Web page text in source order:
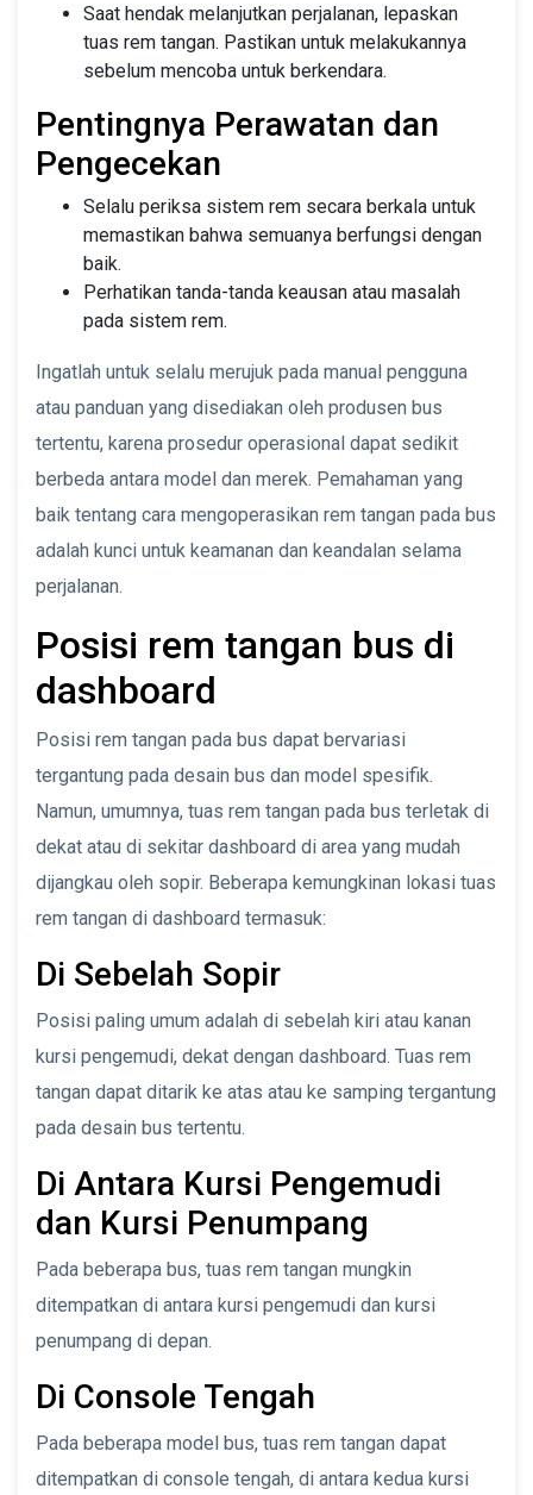
Saat hendak melanjutkan perjalanan, lepaskan
tuas rem tangan. Pastikan untuk melakukannya
sebelum mencoba untuk berkendara.
Pentingnya Perawatan dan
Pengecekan
Selalu periksa sistem rem secara berkala untuk
memastikan bahwa semuanya berfungsi dengan
baik.
Perhatikan tanda-tanda keausan atau masalah
pada sistem rem.
Ingatlah untuk selalu merujuk pada manual pengguna
atau panduan yang disediakan oleh produsen bus
tertentu, karena prosedur operasional dapat sedikit
berbeda antara model dan merek. Pemahaman yang
baik tentang cara mengoperasikan rem tangan pada bus
adalah kunci untuk keamanan dan keandalan selama
perjalanan.
Posisi rem tangan bus di
dashboard
Posisi rem tangan pada bus dapat bervariasi
tergantung pada desain bus dan model spesifik.
Namun, umumnya, tuas rem tangan pada bus terletak di
dekat atau di sekitar dashboard di area yang mudah
dijangkau oleh sopir. Beberapa kemungkinan lokasi tuas
rem tangan di dashboard termasuk:
Di Sebelah Sopir
Posisi paling umum adalah di sebelah kiri atau kanan
kursi pengemudi, dekat dengan dashboard. Tuas rem
tangan dapat ditarik ke atas atau ke samping tergantung
pada desain bus tertentu.
Di Antara Kursi Pengemudi
dan Kursi Penumpang
Pada beberapa bus, tuas rem tangan mungkin
ditempatkan di antara kursi pengemudi dan kursi
penumpang di depan.
Di Console Tengah
Pada beberapa model bus, tuas rem tangan dapat
ditempatkan di console tengah, di antara kedua kursi